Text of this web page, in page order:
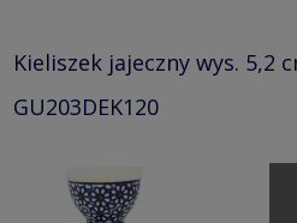
Kieliszek jajeczny wys. 5,2
GU203DEK120